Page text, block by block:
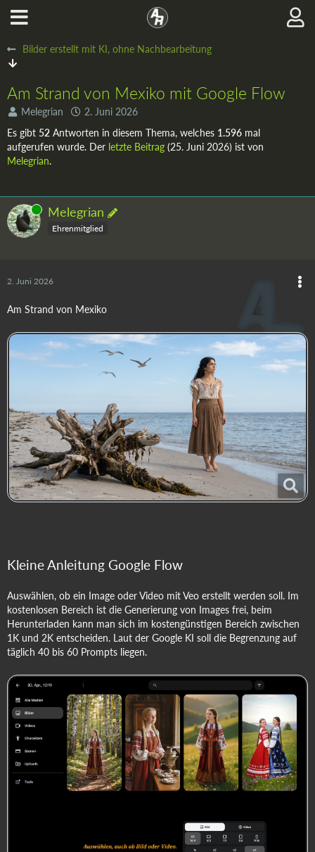
Bilder erstellt mit KI, ohne Nachbearbeitung
Am Strand von Mexiko mit Google Flow
Melegrian
2. Juni 2026
Es gibt 52 Antworten in diesem Thema, welches 1.596 mal
aufgerufen wurde. Der letzte Beitrag (25. Juni 2026) ist von
Melegrian.
Online Melegrian
Ehrenmitglied
2. Juni 2026
Am Strand von Mexiko
Kleine Anleitung Google Flow
Auswählen, ob ein Image oder Video mit Veo erstellt werden soll. Im
kostenlosen Bereich ist die Generierung von Images frei, beim
Herunterladen kann man sich im kostengünstigen Bereich zwischen
1K und 2K entscheiden. Laut der Google KI soll die Begrenzung auf
täglich 40 bis 60 Prompts liegen.